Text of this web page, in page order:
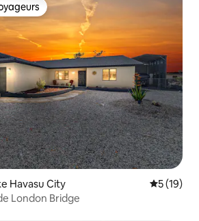
les plus appréciés
Havasu City
5 (19)
London Bridge